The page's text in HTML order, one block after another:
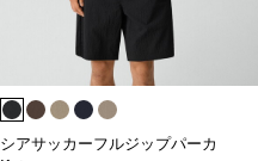
シアサッカーフルジップパーカ